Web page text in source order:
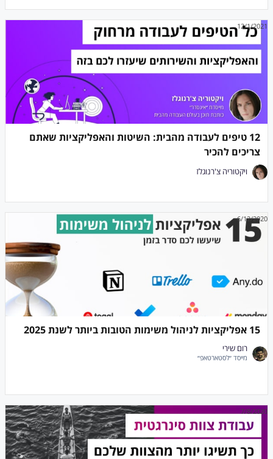
12 טיפים לעבודה מהבית: השיטות והאפליקציות שאתם
צריכים להכיר
ויקטוריה צ'רנוגלז
12/1/2021
15 אפליקציות לניהול משימות הטובות ביותר לשנת 2025
רום שירי
מייסד ״לסטארטאפ״
6/12/2020
7/8/2020